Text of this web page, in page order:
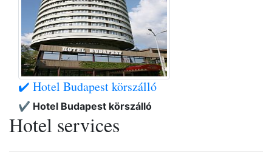
✔️ Hotel Budapest körszálló
✔️ Hotel Budapest körszálló
Hotel services